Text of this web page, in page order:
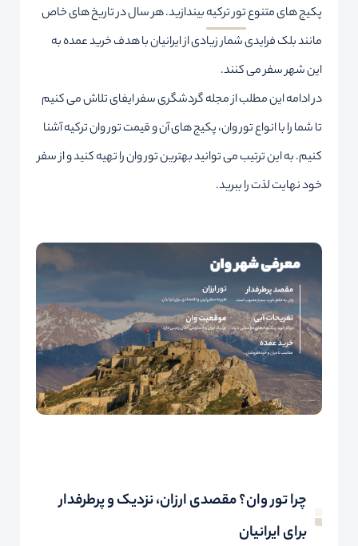
پکیج های متنوعتور ترکیهبیندازید. هر سال در تاریخ های خاص
مانند بلک فرایدی شمار زیادی از ایرانیان با هدف خرید عمده به
این شهر سفر می کنند.
در ادامه این مطلب از مجله گردشگری سفر ایفای تلاش می کنیم
تا شما را با انواع تور وان، پکیج های آن و قیمت تور وان ترکیه آشنا
کنیم. به این ترتیب می توانید بهترین تور وان را تهیه کنید و از سفر
خود نهایت لذت را ببرید.
چرا تور وان؟ مقصدی ارزان، نزدیک و پرطرفدار
برای ایرانیان